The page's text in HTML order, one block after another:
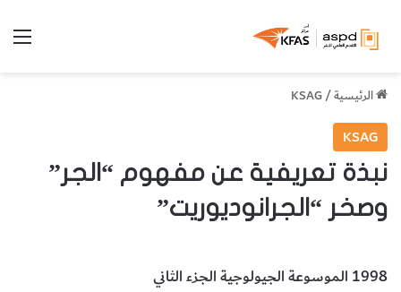
الرئيسية/
KSAG
KSAG
نبذة تعريفية عن مفهوم “الجر”
وصخر “الجرانوديوريت”
1998 الموسوعة الجيولوجية الجزء الثاني